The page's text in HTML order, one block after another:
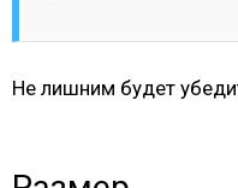
Не лишним будет